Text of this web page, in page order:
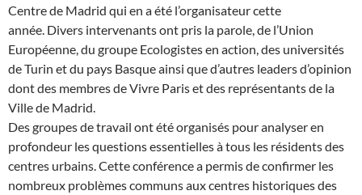
Centre de Madrid qui en a été l’organisateur cette
année. Divers intervenants ont pris la parole, de l’Union
Européenne, du groupe Ecologistes en action, des universités
de Turin et du pays Basque ainsi que d’autres leaders d’opinion
dont des membres de Vivre Paris et des représentants de la
Ville de Madrid.
Des groupes de travail ont été organisés pour analyser en
profondeur les questions essentielles à tous les résidents des
centres urbains. Cette conférence a permis de confirmer les
nombreux problèmes communs aux centres historiques des